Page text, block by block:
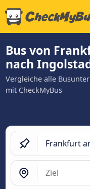
Bus von
nach
Vergleiche alle
mit CheckMyBus